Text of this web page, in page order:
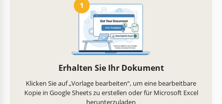
1
Erhalten Sie Ihr Dokument
Klicken Sie auf „Vorlage bearbeiten“, um eine bearbeitbare
Kopie in Google Sheets zu erstellen oder für Microsoft Excel
herunterzuladen